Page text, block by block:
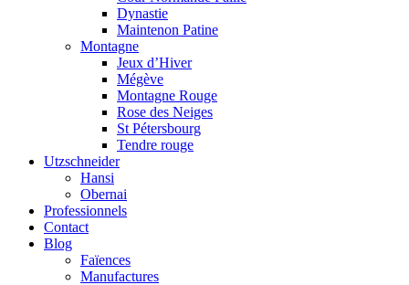
Dynastie
Maintenon Patine
Montagne
Jeux d’Hiver
Mégève
Montagne Rouge
Rose des Neiges
St Pétersbourg
Tendre rouge
Utzschneider
Hansi
Obernai
Professionnels
Contact
Blog
Faïences
Manufactures